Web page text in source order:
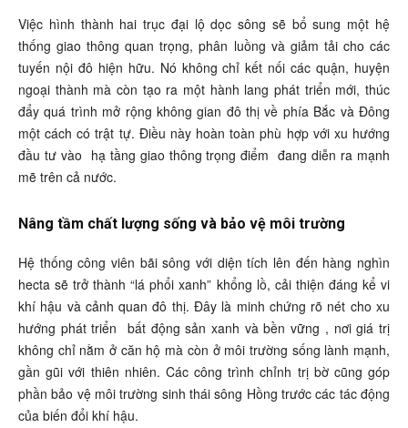
Việc hình thành hai trục đại lộ dọc sông sẽ bổ sung một hệ
thống giao thông quan trọng, phân luồng và giảm tải cho các
tuyến nội đô hiện hữu. Nó không chỉ kết nối các quận, huyện
ngoại thành mà còn tạo ra một hành lang phát triển mới, thúc
đẩy quá trình mở rộng không gian đô thị về phía Bắc và Đông
một cách có trật tự. Điều này hoàn toàn phù hợp với xu hướng
đầu tư vào hạ tầng giao thông trọng điểm đang diễn ra mạnh
mẽ trên cả nước.
Nâng tầm chất lượng sống và bảo vệ môi trường
Hệ thống công viên bãi sông với diện tích lên đến hàng nghìn
hecta sẽ trở thành “lá phổi xanh” khổng lồ, cải thiện đáng kể vi
khí hậu và cảnh quan đô thị. Đây là minh chứng rõ nét cho xu
hướng phát triển
bất động sản xanh và bền vững , nơi giá trị
không chỉ nằm ở căn hộ mà còn ở môi trường sống lành mạnh,
gần gũi với thiên nhiên. Các công trình chỉnh trị bờ cũng góp
phần bảo vệ môi trường sinh thái sông Hồng trước các tác động
của biến đổi khí hậu.